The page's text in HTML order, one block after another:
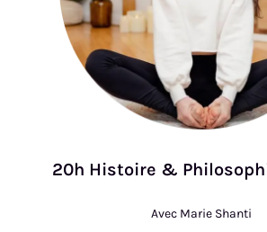
20h Histoire &
Avec Marie Shanti